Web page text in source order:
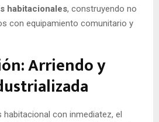
habitacionales, construyendo no
con equipamiento comunitario y
Arriendo y
con inmediatez, el